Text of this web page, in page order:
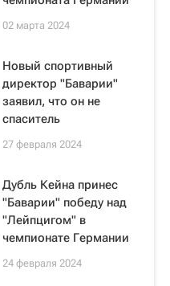
02 марта 2024
Новый спортивный
директор "Баварии"
заявил, что он не
спаситель
27 февраля 2024
Дубль Кейна принес
"Баварии" победу над
"Лейпцигом" в
чемпионате Германии
24 февраля 2024